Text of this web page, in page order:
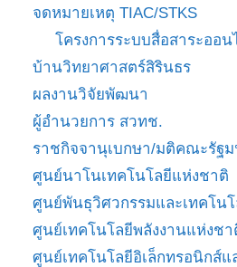
จดหมายเหตุ TIAC/STKS
โครงการระบบสื่อสาระออน
บ้านวิทยาศาสตร์สิรินธร
ผลงานวิจัยพัฒนา
ผู้อำนวยการ สวทช.
ราชกิจจานุเบกษา/มติคณะรัฐ
ศูนย์นาโนเทคโนโลยีแห่งชาติ
ศูนย์พันธุวิศวกรรมและเทคโน
ศูนย์เทคโนโลยีพลังงานแห่งชา
ศูนย์เทคโนโลยีอิเล็กทรอนิกส์